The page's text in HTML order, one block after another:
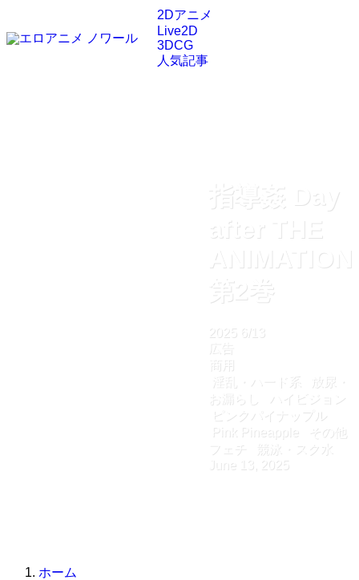
2Dアニメ
Live2D
3DCG
人気記事
指導姦 Day
after THE
ANIMATION
第2巻
2025 6/13
広告
商用
淫乱・ハード系
放尿・
お漏らし
ハイビジョン
ピンクパイナップル
Pink Pineapple
その他
フェチ
競泳・スク水
June 13, 2025
ホーム